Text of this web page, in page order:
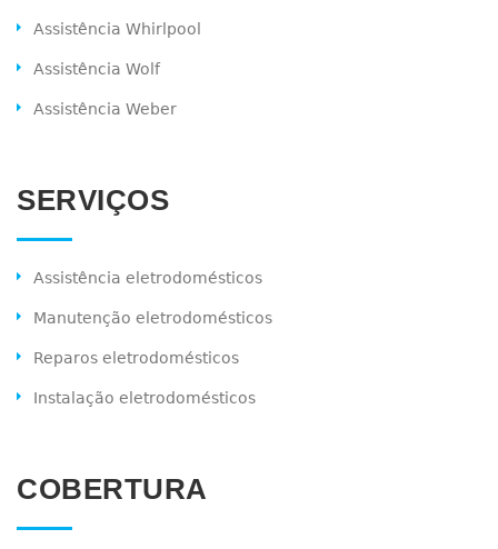
Assistência Whirlpool
Assistência Wolf
Assistência Weber
SERVIÇOS
Assistência eletrodomésticos
Manutenção eletrodomésticos
Reparos eletrodomésticos
Instalação eletrodomésticos
COBERTURA